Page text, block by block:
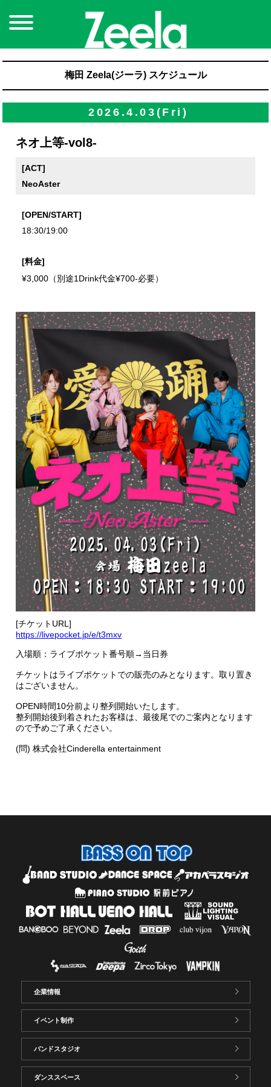
梅田 Zeela(ジーラ) スケジュール
2026.4.03(Fri)
ネオ上等-vol8-
[ACT]
NeoAster
[OPEN/START]
18:30/19:00
[料金]
¥3,000（別途1Drink代金¥700-必要）
[チケットURL]
https://livepocket.jp/e/t3mxv
入場順：ライブポケット番号順→当日券
チケットはライブポケットでの販売のみとなります。取り置き
はございません。
OPEN時間10分前より整列開始いたします。
整列開始後到着されたお客様は、最後尾でのご案内となります
ので予めご了承ください。
(問) 株式会社Cinderella entertainment
企業情報
イベント制作
バンドスタジオ
ダンススペース